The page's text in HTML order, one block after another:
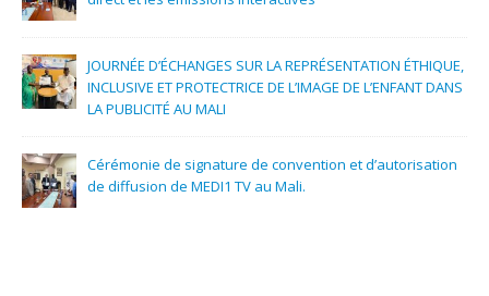
DANS
Autorité de la Communication de la HAC Gaoussou Coulibaly pour
débattre du thème »intelligence artificielle, réseaux sociaux et
liberté de communication, enjeux : Enjeux de régulation.
Une délégation de l’Observatoire national de la
communication du Niger conduite par son président
Ibrahim Manzo Diallo est à Bamako depuis le 14 avril
2026 pour une visite de travail de 3 jours dans notre pays.